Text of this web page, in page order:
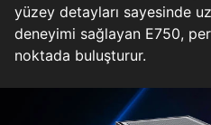
yüzey detayları sayesinde
deneyimi sağlayan E750,
noktada buluşturur.